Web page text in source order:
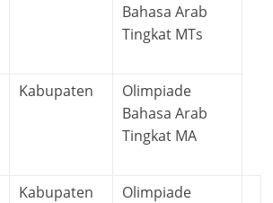
Bahasa Arab
Tingkat MTs
Kabupaten
Olimpiade
Bahasa Arab
Tingkat MA
Kabupaten
Olimpiade